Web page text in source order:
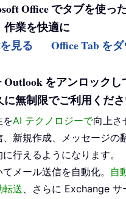
Office でタブを使っ
業を快適に
見る
Office Tab を
をアンロックし
無制限でご利用くださ
をAI テクノロジーで向上さ
、新規作成、メッセージの
行えるようになります。
メール送信を自動化。 自
転送、さらに Exchange サ